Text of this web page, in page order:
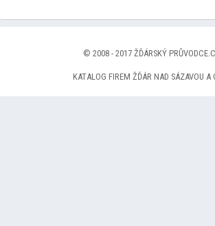
© 2008 - 2017 ŽĎÁRSKÝ
KATALOG FIREM ŽĎÁR NAD SÁZAVOU A